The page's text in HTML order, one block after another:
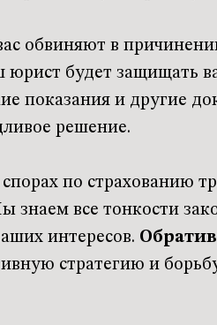
обвиняют в
юрист будет защищать
показания и другие
решение.
по страхованию
знаем все тонкости
интересов.
стратегию и борьбу